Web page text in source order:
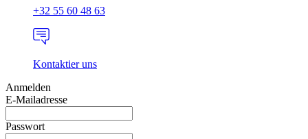
+32 55 60 48 63
Kontaktier uns
Anmelden
E-Mailadresse
Passwort